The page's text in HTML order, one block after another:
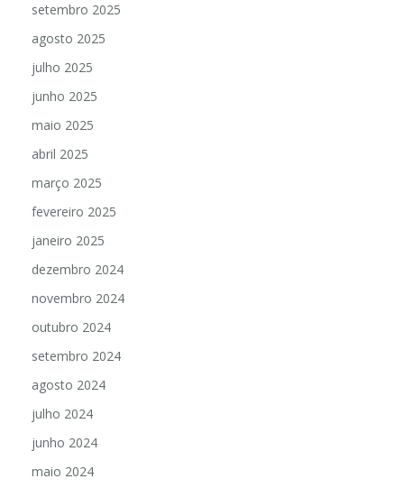
setembro 2025
agosto 2025
julho 2025
junho 2025
maio 2025
abril 2025
março 2025
fevereiro 2025
janeiro 2025
dezembro 2024
novembro 2024
outubro 2024
setembro 2024
agosto 2024
julho 2024
junho 2024
maio 2024